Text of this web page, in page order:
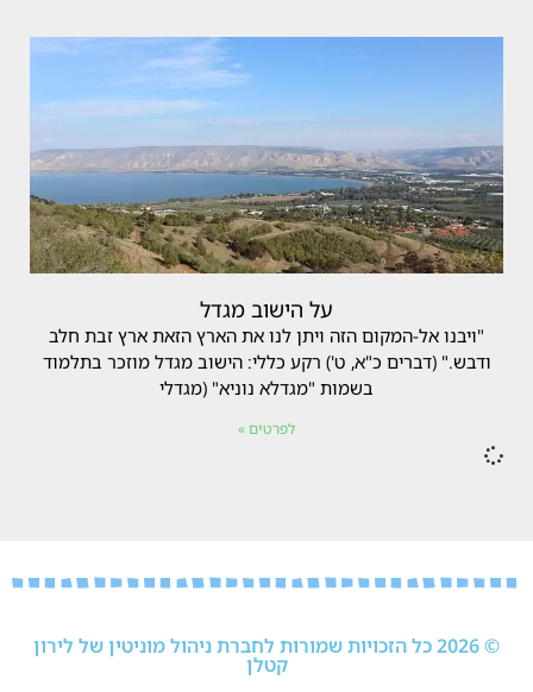
על הישוב מגדל
"ויבנו אל-המקום הזה ויתן לנו את הארץ הזאת ארץ זבת חלב
ודבש." (דברים כ"א, ט') רקע כללי: הישוב מגדל מוזכר בתלמוד
בשמות "מגדלא נוניא" (מגדלי
לפרטים »
© 2026 כל הזכויות שמורות לחברת ניהול מוניטין של לירון
קטלן